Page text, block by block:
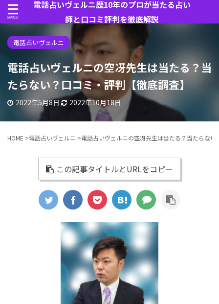
電話占いヴェルニ歴10年のプロが当たる占い
師と口コミ評判を徹底解説
電話占いヴェルニ
電話占いヴェルニの空冴先生は当たる？当
たらない？口コミ・評判【徹底調査】
2022年5月8日 2022年10月18日
HOME >電話占いヴェルニ >電話占いヴェルニの空冴先生は当たる？当たらな
この記事タイトルとURLをコピー